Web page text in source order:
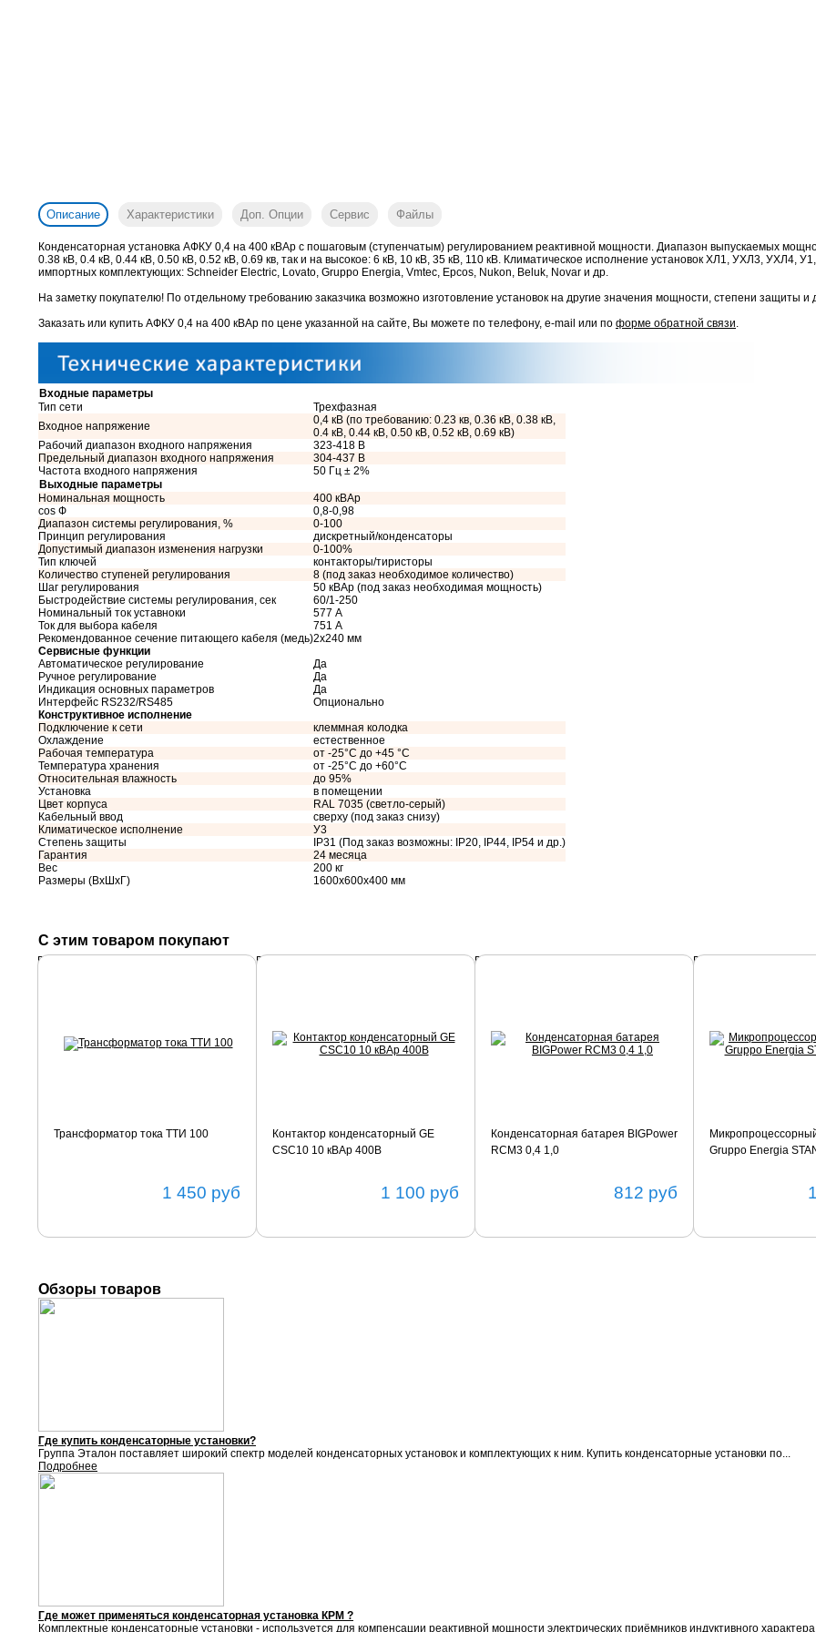
Описание Характеристики Доп. Опции Сервис Файлы
Конденсаторная установка АФКУ 0,4 на 400 кВАр с пошаговым (ступенчатым) регулированием реактивной мощности. Диапазон выпускаемых
0.38 кВ, 0.4 кВ, 0.44 кВ, 0.50 кВ, 0.52 кВ, 0.69 кв, так и на высокое: 6 кВ, 10 кВ, 35 кВ, 110 кВ. Климатическое исполнение установок ХЛ1, УХЛ3, УХЛ4,
импортных комплектующих: Schneider Electric, Lovato, Gruppo Energia, Vmtec, Epcos, Nukon, Beluk, Novar и др.
На заметку покупателю! По отдельному требованию заказчика возможно изготовление установок на другие значения мощности, степени защиты и
Заказать или купить АФКУ 0,4 на 400 кВАр по цене указанной на сайте, Вы можете по телефону, e-mail или по форме обратной связи.
Входные параметры
Тип сети
Трехфазная
Входное напряжение
0,4 кВ (по требованию: 0.23 кв, 0.36 кВ, 0.38 кВ,
0.4 кВ, 0.44 кВ, 0.50 кВ, 0.52 кВ, 0.69 кВ)
Рабочий диапазон входного напряжения
323-418 В
Предельный диапазон входного напряжения
304-437 В
Частота входного напряжения
50 Гц ± 2%
Выходные параметры
Номинальная мощность
400 кВАр
cos Ф
0,8-0,98
Диапазон системы регулирования, %
0-100
Принцип регулирования
дискретный/конденсаторы
Допустимый диапазон изменения нагрузки
0-100%
Тип ключей
контакторы/тиристоры
Количество ступеней регулирования
8 (под заказ необходимое количество)
Шаг регулирования
50 кВАр (под заказ необходимая мощность)
Быстродействие системы регулирования, сек
60/1-250
Номинальный ток уставноки
577 А
Ток для выбора кабеля
751 А
Рекомендованное сечение питающего кабеля (медь)2x240 мм
Сервисные функции
Автоматическое регулирование
Да
Ручное регулирование
Да
Индикация основных параметров
Да
Интерфейс RS232/RS485
Опционально
Конструктивное исполнение
Подключение к сети
клеммная колодка
Охлаждение
естественное
Рабочая температура
от -25°C до +45 °C
Температура хранения
от -25°C до +60°C
Относительная влажность
до 95%
Установка
в помещении
Цвет корпуса
RAL 7035 (светло-серый)
Кабельный ввод
сверху (под заказ снизу)
Климатическое исполнение
У3
Степень защиты
IP31 (Под заказ возможны: IP20, IP44, IP54 и др.)
Гарантия
24 месяца
Вес
200 кг
Размеры (ВхШхГ)
1600х600х400 мм
С этим товаром покупают
Трансформатор тока ТТИ 100
1 450 руб
Подробнее
Контактор конденсаторный GE
CSC10 10 кВАр 400В
1 100 руб
Подробнее
Конденсаторная батарея BIGPower
RCM3 0,4 1,0
812 руб
Подробнее
Gruppo Energia
Подробнее
Обзоры товаров
Где купить конденсаторные установки?
Группа Эталон поставляет широкий спектр моделей конденсаторных установок и комплектующих к ним. Купить конденсаторные установки по...
Подробнее
Где может применяться конденсаторная установка КРМ ?
Комплектные конденсаторные установки - используется для компенсации реактивной мощности электрических приёмников индуктивного